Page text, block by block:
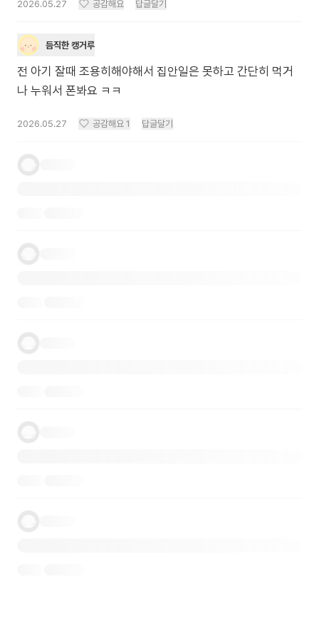
2026.05.27 공감해요 답글달기
듬직한 캥거루
전 아기 잘때 조용히해야해서 집안일은 못하고 간단히 먹거
나 누워서 폰봐요 ㅋㅋ
2026.05.27 공감해요 1 답글달기